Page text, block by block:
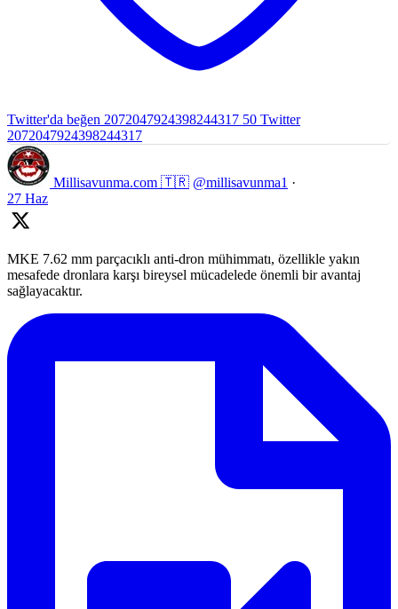
Twitter'da beğen 2072047924398244317 50 Twitter
2072047924398244317
Millisavunma.com 🇹🇷 @millisavunma1 ·
27 Haz
MKE 7.62 mm parçacıklı anti-dron mühimmatı, özellikle yakın
mesafede dronlara karşı bireysel mücadelede önemli bir avantaj
sağlayacaktır.